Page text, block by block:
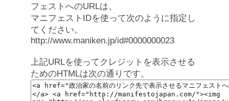
フェストへのURLは、
マニフェストIDを使って次のように指定し
てください。
http://www.maniken.jp/id#0000000023
上記URLを使ってクレジットを表示させる
ためのHTMLは次の通りです。